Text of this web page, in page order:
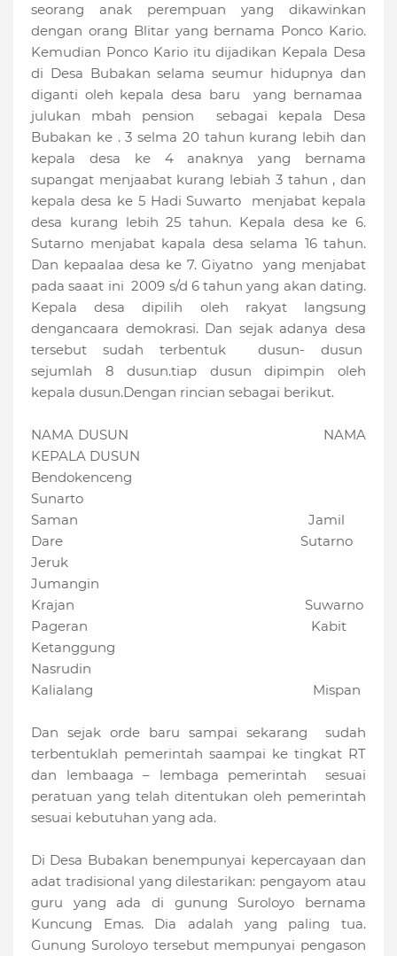
seorang anak perempuan yang dikawinkan
dengan orang Blitar yang bernama Ponco Kario.
Kemudian Ponco Kario itu dijadikan Kepala Desa
di Desa Bubakan selama seumur hidupnya dan
diganti oleh kepala desa baru yang bernamaa
julukan mbah pension sebagai kepala Desa
Bubakan ke . 3 selma 20 tahun kurang lebih dan
kepala desa ke 4 anaknya yang bernama
supangat menjaabat kurang lebiah 3 tahun , dan
kepala desa ke 5 Hadi Suwarto menjabat kepala
desa kurang lebih 25 tahun. Kepala desa ke 6.
Sutarno menjabat kapala desa selama 16 tahun.
Dan kepaalaa desa ke 7. Giyatno yang menjabat
pada saaat ini 2009 s/d 6 tahun yang akan dating.
Kepala desa dipilih oleh rakyat langsung
dengancaara demokrasi. Dan sejak adanya desa
tersebut sudah terbentuk dusun- dusun
sejumlah 8 dusun.tiap dusun dipimpin oleh
kepala dusun.Dengan rincian sebagai berikut.
NAMA DUSUN NAMA
KEPALA DUSUN
Bendokenceng
Sunarto
Saman Jamil
Dare Sutarno
Jeruk
Jumangin
Krajan Suwarno
Pageran Kabit
Ketanggung
Nasrudin
Kalialang Mispan
Dan sejak orde baru sampai sekarang sudah
terbentuklah pemerintah saampai ke tingkat RT
dan lembaaga – lembaga pemerintah sesuai
peratuan yang telah ditentukan oleh pemerintah
sesuai kebutuhan yang ada.
Di Desa Bubakan benempunyai kepercayaan dan
adat tradisional yang dilestarikan: pengayom atau
guru yang ada di gunung Suroloyo bernama
Kuncung Emas. Dia adalah yang paling tua.
Gunung Suroloyo tersebut mempunyai pengason